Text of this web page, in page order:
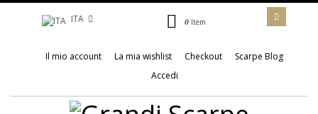
ITA 0Item
Il mio account La mia wishlist Checkout
Scarpe Blog
Accedi